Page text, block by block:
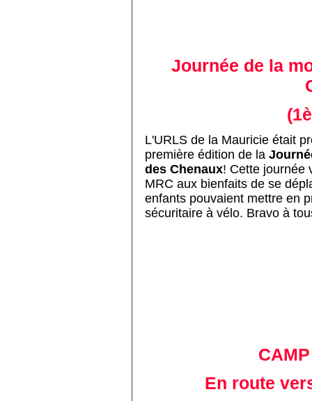
Journée de la
L'URLS de la Mauricie était
première édition de la
des Chenaux! Cette journée
MRC aux bienfaits de se
enfants pouvaient mettre en
sécuritaire à vélo. Bravo à
En route